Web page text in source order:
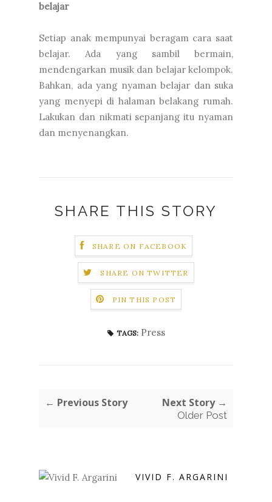
belajar
Setiap anak mempunyai beragam cara saat
belajar. Ada yang sambil bermain,
mendengarkan musik dan belajar kelompok.
Bahkan, ada yang nyaman belajar dan suka
yang menyepi di halaman belakang rumah.
Lakukan dan nikmati sepanjang itu nyaman
dan menyenangkan.
SHARE THIS STORY
SHARE ON FACEBOOK
SHARE ON TWITTER
PIN THIS POST
TAGS: Press
← Previous Story Next Story →
Older Post
VIVID F. ARGARINI